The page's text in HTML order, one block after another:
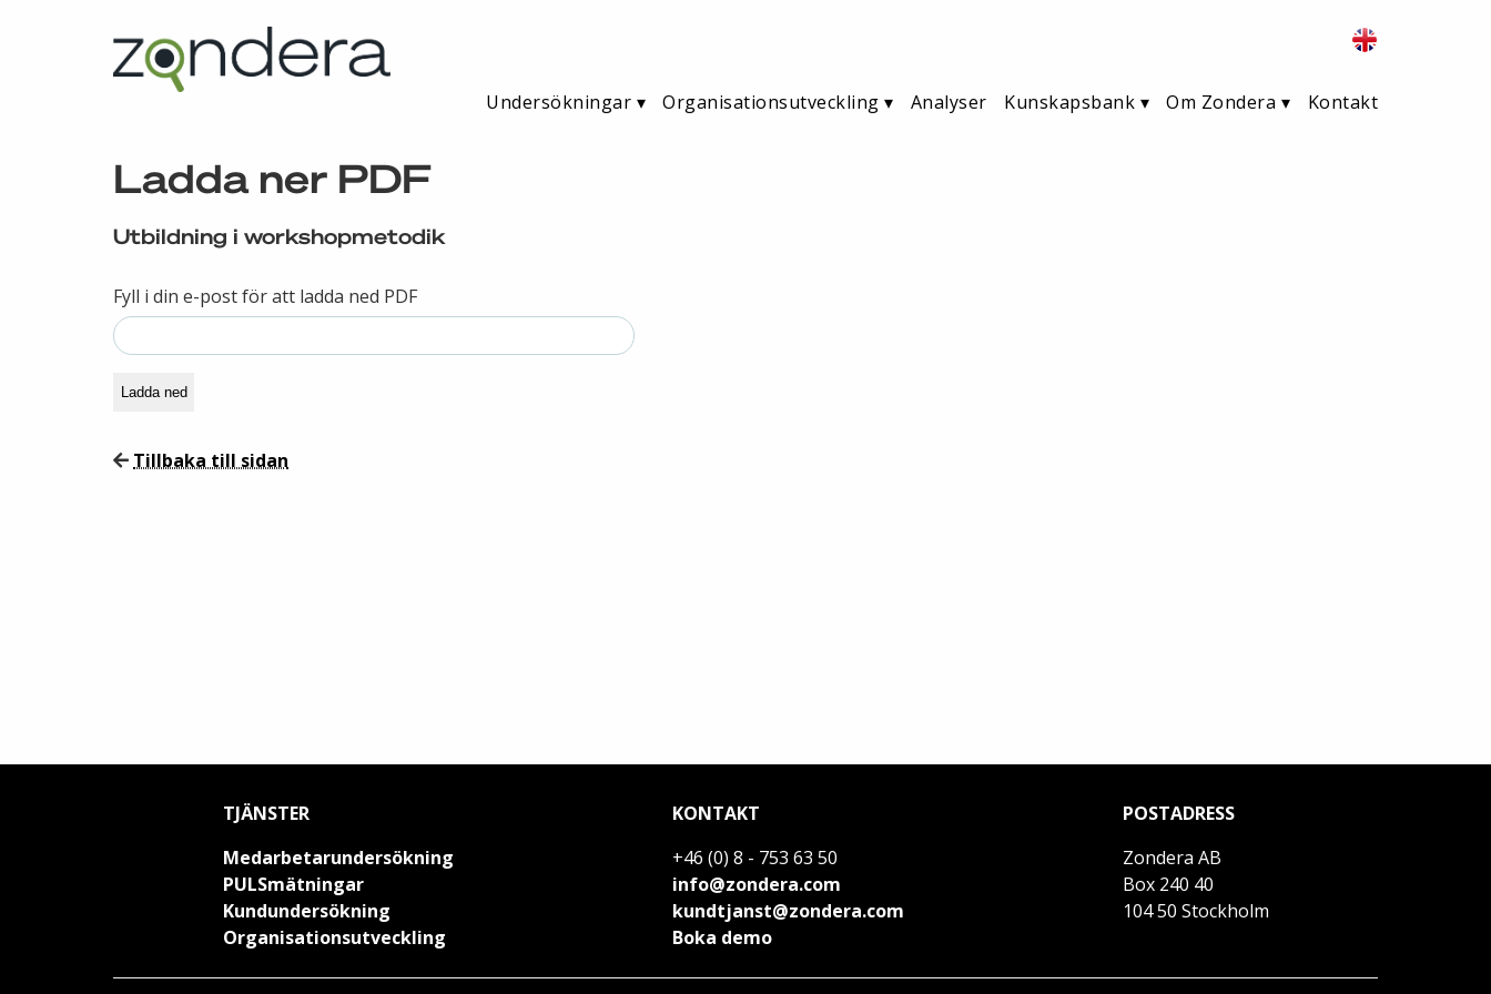
Undersökningar Organisationsutveckling Analyser Kunskapsbank Om Zondera Kontakt
Ladda ner PDF
Utbildning i workshopmetodik
Fyll i din e-post för att ladda ned PDF
Ladda ned
Tillbaka till sidan
TJÄNSTER
Medarbetarundersökning
PULSmätningar
Kundundersökning
Organisationsutveckling
KONTAKT
+46 (0) 8 - 753 63 50
info@zondera.com
kundtjanst@zondera.com
Boka demo
POSTADRESS
Zondera AB
Box 240 40
104 50 Stockholm